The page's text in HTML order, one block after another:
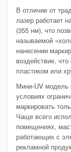
В отличие от
лазер работает
(355 нм), что
называемой
нанесении
воздействие,
пластиком или
Мини-UV модель
условиях
маркировать
Чаще всего
помещениях,
работающих с
рекламной